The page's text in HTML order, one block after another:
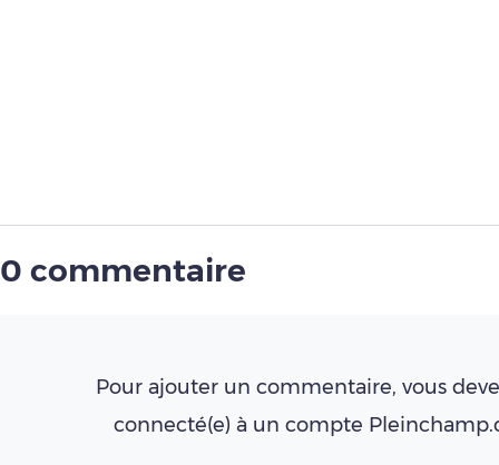
0 commentaire
Pour ajouter un commentaire, vous
connecté(e) à un compte